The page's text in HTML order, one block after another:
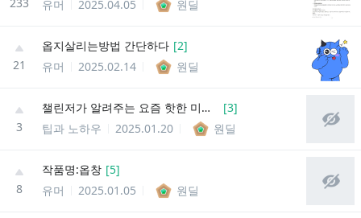
유머
2025.04.05 원딜
21
옵지살리는방법 간단하다 [2]
유머
2025.02.14 원딜
3
챌린저가 알려주는 요즘 핫한 미드 챔프 3선발! [3]
팁과 노하우
2025.01.20 원딜
8
작품명:옵창 [5]
유머
2025.01.05 원딜